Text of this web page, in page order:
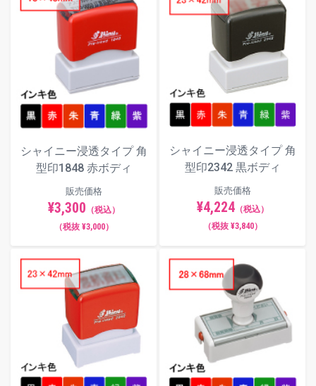
シャイニー浸透タイプ 角
型印1848 赤ボディ
販売価格
¥3,300 （税込）
（税抜 ¥3,000）
シャイニー浸透タイプ 角
型印2342 黒ボディ
販売価格
¥4,224（税込）
（税抜 ¥3,840）